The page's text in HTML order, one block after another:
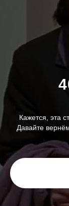
Кажется, эта
Давайте